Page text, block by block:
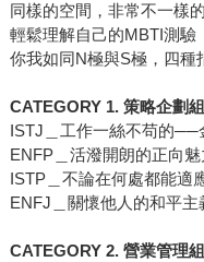
同樣的空間，非常不一樣
輕鬆理解自己的MBTI測驗
你我如同N極與S極，四種
CATEGORY 1. 策略企劃組
ISTJ＿工作一絲不苟的──
ENFP＿活潑開朗的正向
ISTP＿不論在何處都能適
ENFJ＿關懷他人的和平
CATEGORY 2. 營業管理組